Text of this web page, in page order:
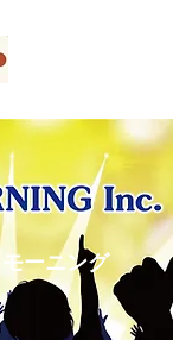
ーニング